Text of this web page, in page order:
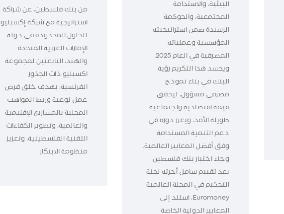
البيئية، والاستدامة
المجتمعية، والحوكمة
الرشيدة ضمن استراتيجيته
المؤسسية وعملياته
المصرفية في العام 2025.
ويجسد هذا التكريم رؤية
البنك في بناء نموذج
مصرفي مسؤول، ليحقق
قيمة اقتصادية واجتماعية
طويلة الأمد، ويعزز دوره في
دعم التنمية المستدامة
وفق أفضل المعايير العالمية.
وجاء اختيار بنك فلسطين
بعد تقييم شامل أجرته لجنة
التحكيم في المجلة العالمية
Euromoney، استند إلى
المعايير الدولية الخاصة
من بنك فلسطين، عن شراكة
استراتيجية مع شركة إكسبليو
للحلول المحدودة في دولة
الإمارات العربية المتحدة
والهند، التابعتين لمجموعة
اكسبليو ذات الجذور
الفرنسية، بهدف خلق فرص
عمل نوعية وربط المواهب
المحلية بالمشاريع الإقليمية
والعالمية، وتطوير الكفاءات
التقنية الفلسطينية، وتعزيز
منظومة الابتكار